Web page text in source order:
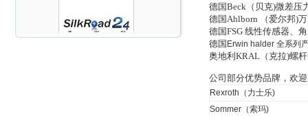
德国Beck（贝克)微差压
德国Ahlborn （爱尔邦)
德国FSG 线性传感器、
德国 Erwin halder 全系列
奥地利KRAL（克拉)螺
公司部分优势品牌，欢
Rexroth（力士乐)
Sommer（索玛)